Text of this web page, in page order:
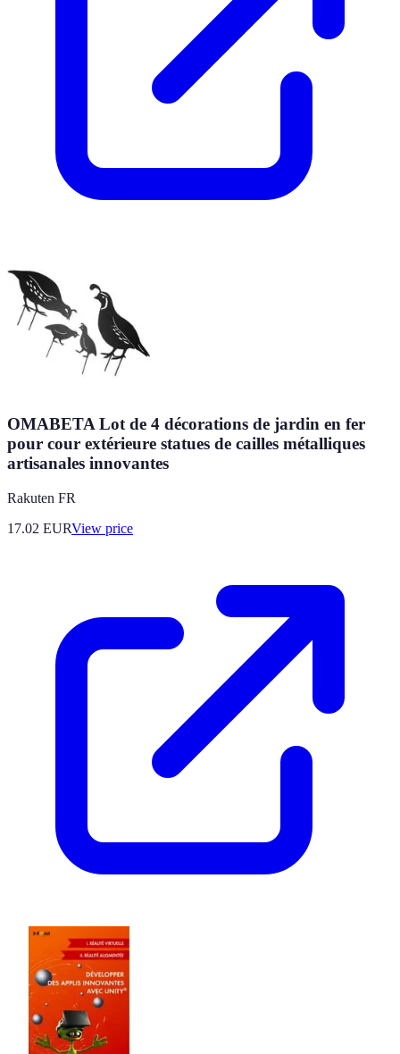
OMABETA Lot de 4 décorations de jardin en fer
pour cour extérieure statues de cailles métalliques
artisanales innovantes
Rakuten FR
17.02 EURView price